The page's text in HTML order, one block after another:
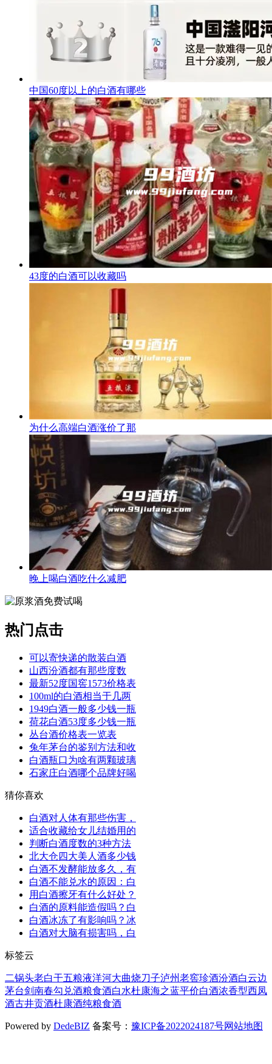
中国60度以上的白酒有哪些
43度的白酒可以收藏吗
为什么高端白酒涨价了那
晚上喝白酒吃什么减肥
热门点击
可以寄快递的散装白酒
山西汾酒都有那些度数
最新52度国窖1573价格表
100ml的白酒相当于几两
1949白酒一般多少钱一瓶
荷花白酒53度多少钱一瓶
丛台酒价格表一览表
兔年茅台的鉴别方法和收
白酒瓶口为啥有两颗玻璃
石家庄白酒哪个品牌好喝
猜你喜欢
白酒对人体有那些伤害，
适合收藏给女儿结婚用的
判断白酒度数的3种方法
北大仓四大美人酒多少钱
白酒不发酵能放多久，有
白酒不能兑水的原因：白
用白酒擦牙有什么好处？
白酒的原料能造假吗？白
白酒冰冻了有影响吗？冰
白酒对大脑有损害吗，白
标签云
二锅头老白干五粮液洋河大曲烧刀子泸州老窖珍酒汾酒白云边
茅台剑南春勾兑酒粮食酒白水杜康海之蓝平价白酒浓香型西凤
酒古井贡酒杜康酒纯粮食酒
Powered by DedeBIZ 备案号： 豫ICP备2022024187号网站地图